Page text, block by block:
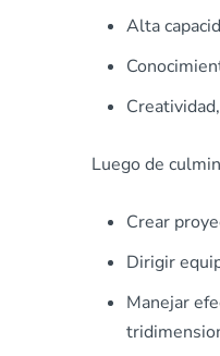
Alta
Luego de
Crear
Dirigir
Manejar